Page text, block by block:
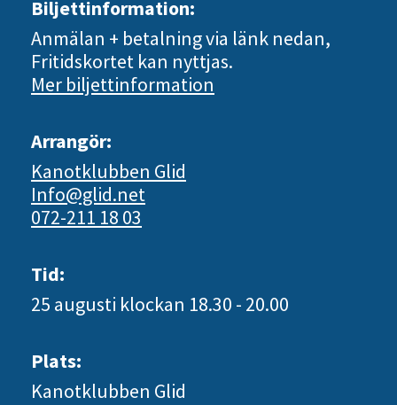
Biljettinformation:
Anmälan + betalning via länk nedan,
Fritidskortet kan nyttjas.
Mer biljettinformation
Arrangör:
Kanotklubben Glid
Info@glid.net
072-211 18 03
Tid:
25 augusti klockan 18.30 - 20.00
Plats:
Kanotklubben Glid